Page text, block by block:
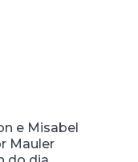
e Misabel
Mauler